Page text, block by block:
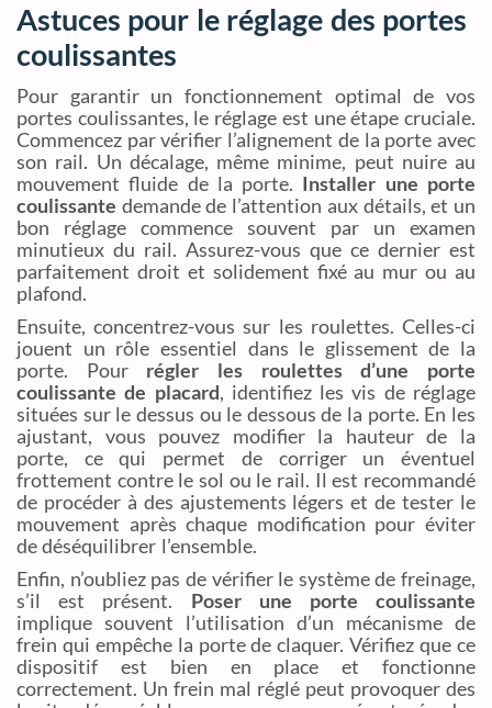
Astuces pour le réglage des portes
coulissantes
Pour garantir un fonctionnement optimal de vos
portes coulissantes, le réglage est une étape cruciale.
Commencez par vérifier l’alignement de la porte avec
son rail. Un décalage, même minime, peut nuire au
mouvement fluide de la porte. Installer une porte
coulissante demande de l’attention aux détails, et un
bon réglage commence souvent par un examen
minutieux du rail. Assurez-vous que ce dernier est
parfaitement droit et solidement fixé au mur ou au
plafond.
Ensuite, concentrez-vous sur les roulettes. Celles-ci
jouent un rôle essentiel dans le glissement de la
porte. Pour régler les roulettes d’une porte
coulissante de placard, identifiez les vis de réglage
situées sur le dessus ou le dessous de la porte. En les
ajustant, vous pouvez modifier la hauteur de la
porte, ce qui permet de corriger un éventuel
frottement contre le sol ou le rail. Il est recommandé
de procéder à des ajustements légers et de tester le
mouvement après chaque modification pour éviter
de déséquilibrer l’ensemble.
Enfin, n’oubliez pas de vérifier le système de freinage,
s’il est présent. Poser une porte coulissante
implique souvent l’utilisation d’un mécanisme de
frein qui empêche la porte de claquer. Vérifiez que ce
dispositif est bien en place et fonctionne
correctement. Un frein mal réglé peut provoquer des